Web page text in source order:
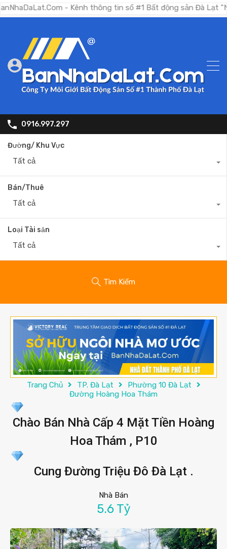
- Kênh thông tin số #1 Bất động sản Đà Lạt "Nơi
0916.997.297
Đường/ Khu Vực
Tất cả
Bán/Thuê
Tất cả
Loại Tài sản
Tất cả
Tìm Kiếm
Trang Chủ TP. Đà Lạt
Phường 10 Đà Lạt
Đường Hoàng Hoa Thám
Chào Bán Nhà Cấp 4 Mặt Tiền Hoàng
Hoa Thám , P10
Cung Đường Triệu Đô Đà Lạt .
Nhà Bán
5.6 Tỷ